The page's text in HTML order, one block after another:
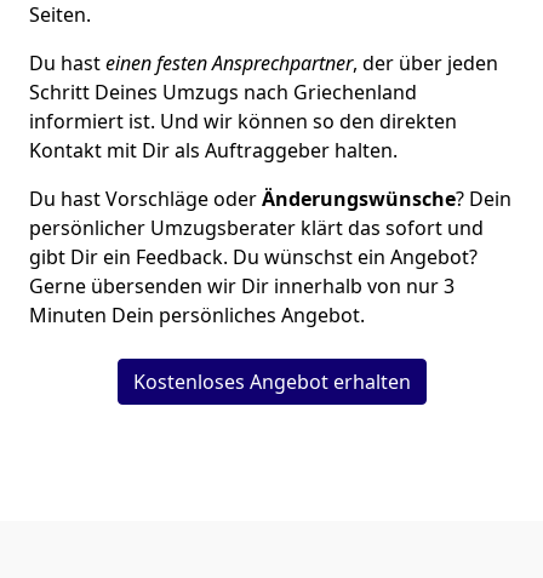
Seiten.
Du hasteinen festen Ansprechpartner, der über jeden
Schritt Deines Umzugs nach Griechenland
informiert ist. Und wir können so den direkten
Kontakt mit Dir als Auftraggeber halten.
Du hast Vorschläge oderÄnderungswünsche? Dein
persönlicher Umzugsberater klärt das sofort und
gibt Dir ein Feedback. Du wünschst ein Angebot?
Gerne übersenden wir Dir innerhalb von nur3
Minuten Dein persönliches Angebot.
Kostenloses Angebot erhalten